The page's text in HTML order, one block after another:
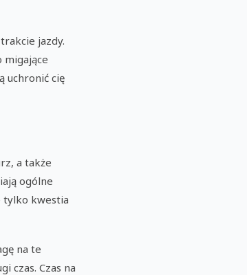
jazdy.
migające
uchronić cię
a także
ogólne
tylko kwestia
na te
czas. Czas na